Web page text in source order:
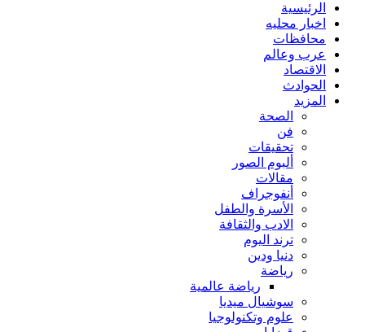
الرئيسية
اخبار محليه
محافظات
عرب وعالم
الاقتصاد
الحوادث
المزيد
الصحة
فن
تحقيقات
ألبوم الصور
مقالات
أنفوجراف
الأسرة والطفل
الادب والثقافة
ترند اليوم
دنيا ودين
رياضة
رياضة عالمية
سوشيال ميديا
علوم وتكنولوجيا